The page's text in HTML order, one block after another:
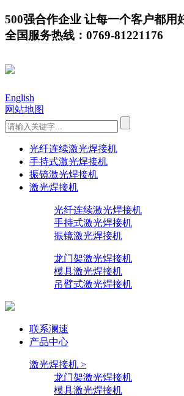
500强合作企业 让每一个客户都用
全国服务热线：0769-81221176
English
网站地图
光纤连续激光焊接机
手持式激光焊接机
振镜激光焊接机
激光焊接机
光纤连续激光焊接机
手持式激光焊接机
振镜激光焊接机
龙门架激光焊接机
模具激光焊接机
吊臂式激光焊接机
联系澜速
产品中心
激光焊接机 >
龙门架激光焊接机
模具激光焊接机